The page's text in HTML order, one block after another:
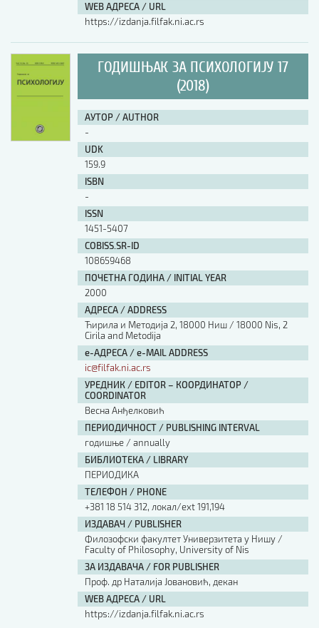
ISSN
COBISS.SR-ID
WEB АДРЕСА / URL
https://izdanja.filfak.ni.ac.rs
ГОДИШЊАК ЗА ПСИХОЛОГИЈУ 17
(2018)
АУТОР / AUTHOR
-
UDK
159.9
ISBN
-
ISSN
1451-5407
COBISS.SR-ID
108659468
ПОЧЕТНА ГОДИНА / INITIAL YEAR
2000
АДРЕСА / ADDRESS
Ћирила и Методија 2, 18000 Ниш / 18000 Nis, 2
Cirila and Metodija
е-АДРЕСА / e-MAIL ADDRESS
ic@filfak.ni.ac.rs
УРЕДНИК / EDITOR – КООРДИНАТОР /
COORDINATOR
Весна Анђелковић
ПЕРИОДИЧНОСТ / PUBLISHING INTERVAL
годишње / annually
БИБЛИОТЕКА / LIBRARY
ПЕРИОДИКА
ТЕЛЕФОН / PHONE
+381 18 514 312, локал/ext 191,194
ИЗДАВАЧ / PUBLISHER
Филозофски факултет Универзитета у Нишу /
Faculty of Philosophy, University of Nis
ЗА ИЗДАВАЧА / FOR PUBLISHER
Проф. др Наталија Јовановић, декан
WEB АДРЕСА / URL
https://izdanja.filfak.ni.ac.rs